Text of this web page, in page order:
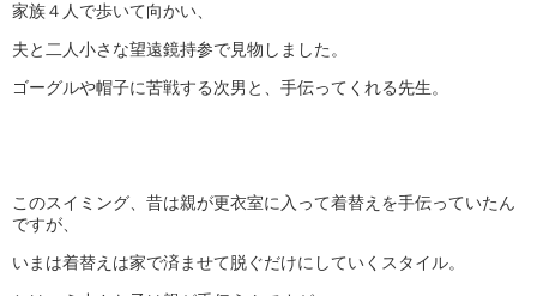
家族４人で歩いて向かい、
夫と二人小さな望遠鏡持参で見物しました。
ゴーグルや帽子に苦戦する次男と、手伝ってくれる先生。
このスイミング、昔は親が更衣室に入って着替えを手伝っていたん
ですが、
いまは着替えは家で済ませて脱ぐだけにしていくスタイル。